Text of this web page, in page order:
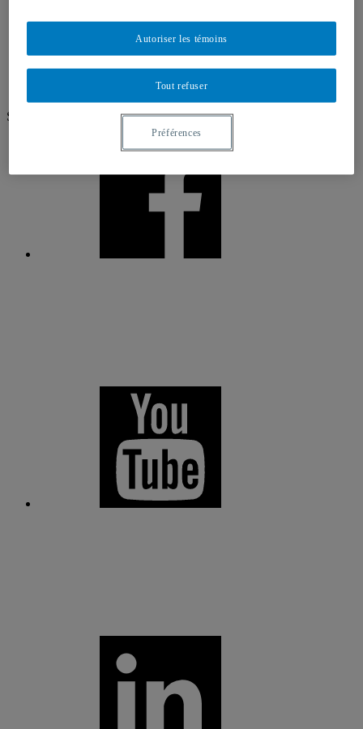
Membres universitaires
Projets menés par les membres
Suivez nous!
Tout refuser
Autoriser les témoins
Préférences